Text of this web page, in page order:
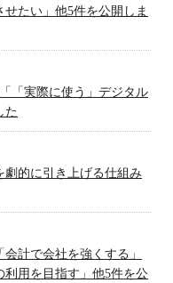
たい」他5件を公開しま
「実際に使う」デジタル
た
的に引き上げる仕組み
計で会社を強くする」
用を目指す」他5件を公